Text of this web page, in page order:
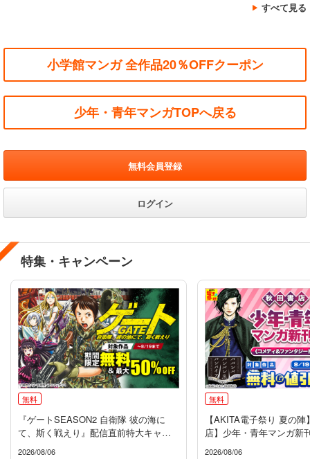
すべて見る
小学館マンガ 全作品20％OFFクーポン
少年・青年マンガTOPへ戻る
無料会員登録
ログイン
特集・キャンペーン
無料
『ゲートSEASON2 自衛隊 彼の海に
て、斯く戦えり』配信直前特大キャン
2026/08/06
無料
【AKITA電子祭り 夏の
店】少年・青年マンガ新
2026/08/06